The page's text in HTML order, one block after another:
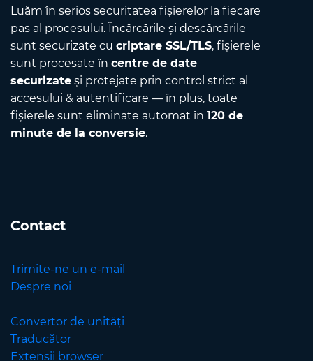
Luăm în serios securitatea fișierelor la fiecare
pas al procesului. Încărcările și descărcările
sunt securizate cu criptare SSL/TLS, fișierele
sunt procesate în centre de date
securizate și protejate prin control strict al
accesului & autentificare — în plus, toate
fișierele sunt eliminate automat în 120 de
minute de la conversie.
Contact
Trimite-ne un e-mail
Despre noi
Convertor de unități
Traducător
Extensii browser